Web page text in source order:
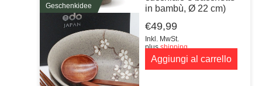
Geschenkidee
in bambù, Ø 22 cm)
€49,99
Inkl. MwSt.
plusshipping
Aggiungi al carrello